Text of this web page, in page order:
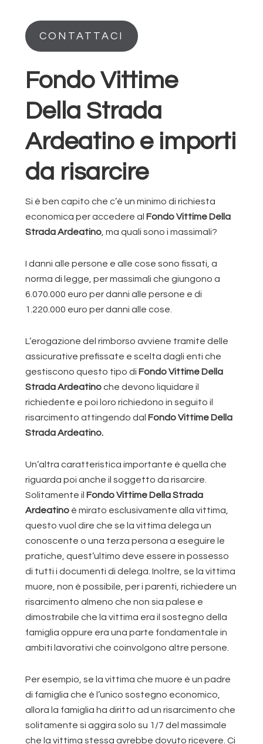
CONTATTACI
Fondo Vittime
Della Strada
Ardeatino e importi
da risarcire
Si è ben capito che c’è un minimo di richiesta
economica per accedere al Fondo Vittime Della
Strada Ardeatino , ma quali sono i massimali?
I danni alle persone e alle cose sono fissati, a
norma di legge, per massimali che giungono a
6.070.000 euro per danni alle persone e di
1.220.000 euro per danni alle cose.
L’erogazione del rimborso avviene tramite delle
assicurative prefissate e scelta dagli enti che
gestiscono questo tipo di Fondo Vittime Della
Strada Ardeatinoche devono liquidare il
richiedente e poi loro richiedono in seguito il
risarcimento attingendo dal Fondo Vittime Della
Strada Ardeatino.
Un’altra caratteristica importante è quella che
riguarda poi anche il soggetto da risarcire.
Solitamente il Fondo Vittime Della Strada
Ardeatino è mirato esclusivamente alla vittima,
questo vuol dire che se la vittima delega un
conoscente o una terza persona a eseguire le
pratiche, quest’ultimo deve essere in possesso
di tutti i documenti di delega. Inoltre, se la vittima
muore, non è possibile, per i parenti, richiedere un
risarcimento almeno che non sia palese e
dimostrabile che la vittima era il sostegno della
famiglia oppure era una parte fondamentale in
ambiti lavorativi che coinvolgono altre persone.
Per esempio, se la vittima che muore è un padre
di famiglia che è l’unico sostegno economico,
allora la famiglia ha diritto ad un risarcimento che
solitamente si aggira solo su 1/7 del massimale
che la vittima stessa avrebbe dovuto ricevere. Ci